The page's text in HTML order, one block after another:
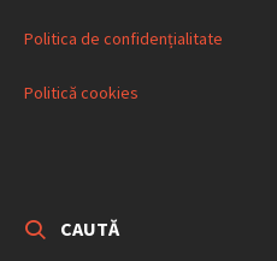
Politica de confidențialitate
Politică cookies
CAUTĂ